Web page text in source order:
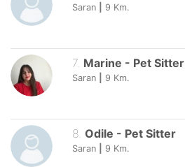
Saran 9 Km.
7. Marine - Pet Sitter
Saran 9 Km.
8. Odile - Pet Sitter
Saran 9 Km.